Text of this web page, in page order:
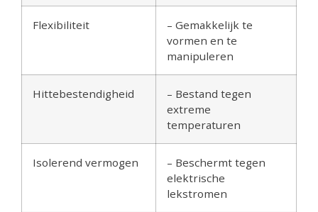
Flexibiliteit
– Gemakkelijk te
vormen en te
manipuleren
Hittebestendigheid
– Bestand tegen
extreme
temperaturen
Isolerend vermogen
– Beschermt tegen
elektrische
lekstromen